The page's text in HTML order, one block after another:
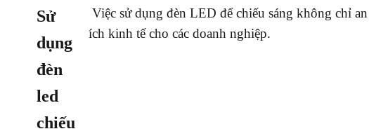
Sử
dụng
đèn
led
chiếu
Việc sử dụng đèn LED để chiếu sáng không chỉ
ích kinh tế cho các doanh nghiệp.